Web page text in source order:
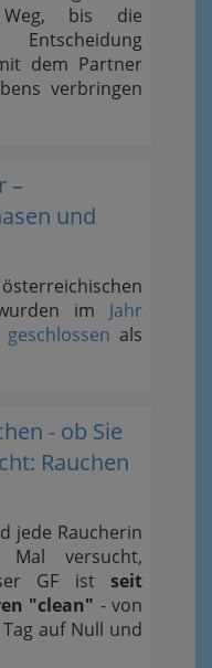
Weg, bis die
dem Partner
verbringen
–
und
im Jahr
als
- ob Sie
Rauchen
jede Raucherin
versucht,
GF ist seit
"clean" - von
auf Null und